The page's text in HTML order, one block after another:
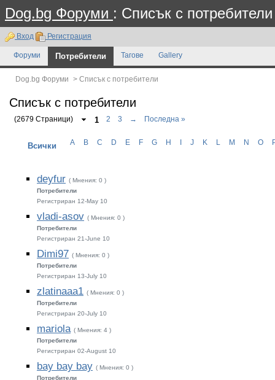
Dog.bg Форуми : Списък с потребители
Вход Регистрация
Форуми Потребители Тагове Gallery
Dog.bg Форуми > Списък с потребители
Списък с потребители
(2679 Страници) 1 2 3 → Последна »
Всички A B C D E F G H J K M N O
deyfur ( Мнения: 0 )
Потребители
Регистриран 12-May 10
vladi-asov ( Мнения: 0 )
Потребители
Регистриран 21-June 10
Dimi97 ( Мнения: 0 )
Потребители
Регистриран 13-July 10
zlatinaaa1 ( Мнения: 0 )
Потребители
Регистриран 20-July 10
mariola ( Мнения: 4 )
Потребители
Регистриран 02-August 10
bay bay bay ( Мнения: 0 )
Потребители